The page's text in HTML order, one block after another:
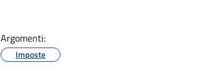
Argomenti:
Imposte